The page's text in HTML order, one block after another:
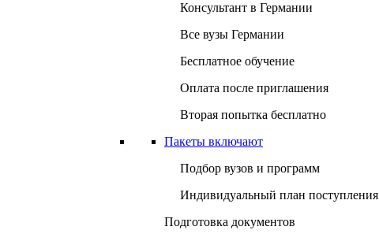
Консультант в Германии
Все вузы Германии
Бесплатное обучение
Оплата после приглашения
Вторая попытка бесплатно
Пакеты включают
Подбор вузов и программ
Индивидуальный план поступления
Подготовка документов